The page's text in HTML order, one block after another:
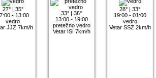
27°| 35°
- 13:00
vedro
JJZ 7km/h
33° |36°
13:00 - 19:00
pretežno vedro
Vetar ISI 7km/h
28° |33°
19:00 - 01:00
vedro
Vetar SSZ 2km/h